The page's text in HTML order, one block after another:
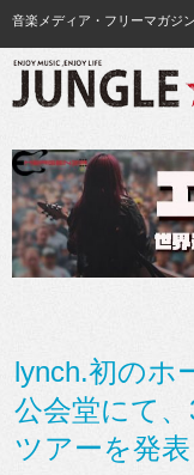
音楽メディア・フリーマガジン
lynch.初のホ
公会堂にて
ツアーを発表